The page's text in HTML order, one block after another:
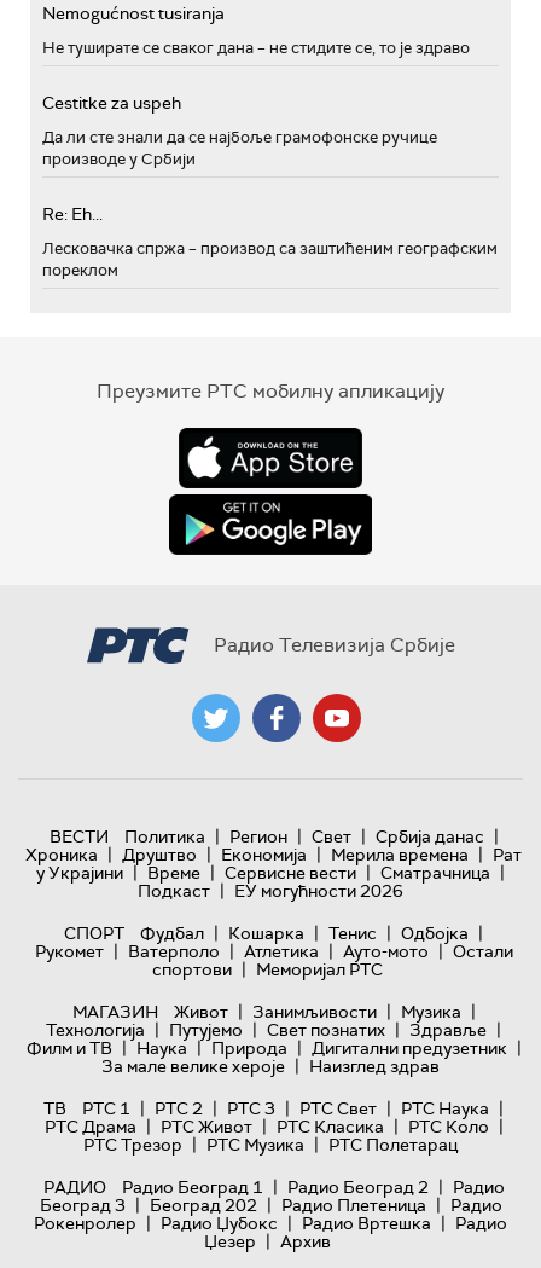
Nemogućnost tusiranja
Не туширате се сваког дана – не стидите се, то је здраво
Cestitke za uspeh
Да ли сте знали да се најбоље грамофонске ручице
производе у Србији
Re: Eh...
Лесковачка спржа – производ са заштићеним географским
пореклом
Преузмите РТС мобилну апликацију
Радио Телевизија Србије
ВЕСТИ Политика | Регион | Свет | Србија данас |
Хроника | Друштво | Економија | Мерила времена | Рат
у Украјини | Време | Сервисне вести | Сматрачница |
Подкаст | ЕУ могућности 2026
СПОРТ
Фудбал | Кошарка | Тенис | Одбојка |
Рукомет | Ватерполо | Атлетика | Ауто-мото | Остали
спортови | Меморијал РТС
МАГАЗИН
Живот | Занимљивости | Музика |
Технологијa | Путујемо | Свет познатих | Здравље |
Филм и ТВ | Наука | Природа | Дигитални предузетник |
За мале велике хероје | Наизглед здрав
ТВ
РТС 1 | РТС 2 | РТС 3 | РТС Свет | РТС Наука |
РТС Драма | РТС Живот | РТС Класика | РТС Коло |
РТС Трезор | РТС Музика | РТС Полетарац
РАДИО
Радио Београд 1 | Радио Београд 2 | Радио
Београд 3 | Београд 202 | Радио Плетеница | Радио
Рокенролер | Радио Џубокс | Радио Вртешка | Радио
Џезер | Архив